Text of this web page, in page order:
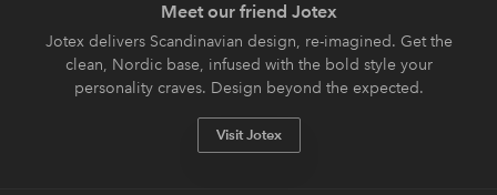
Meet our friend Jotex
Jotex delivers Scandinavian design, re-imagined. Get the
clean, Nordic base, infused with the bold style your
personality craves. Design beyond the expected.
Visit Jotex